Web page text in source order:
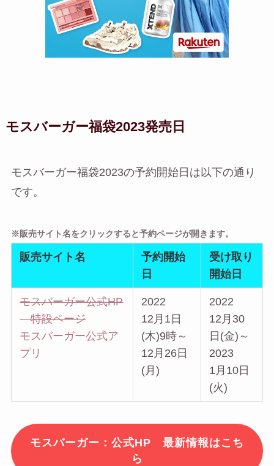
モスバーガー福袋2023発売日
モスバーガー福袋2023の予約開始日は以下の通り
です。
※販売サイト名をクリックすると予約ページが開きます。
販売サイト名
予約開始
日
受け取り
開始日
モスバーガー公式HP
特設ページ
モスバーガー公式ア
プリ
2022
12月1日
(木)9時～
12月26日
(月)
2022
12月30
日(金)～
2023
1月10日
(火)
モスバーガー：公式HP 最新情報はこち
ら